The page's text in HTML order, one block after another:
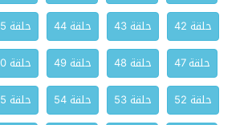
حلقة 42
حلقة 43 حلقة 44 حلقة 45
حلقة 47
حلقة 48 حلقة 49 حلقة 50
حلقة 52
حلقة 53 حلقة 54 حلقة 55